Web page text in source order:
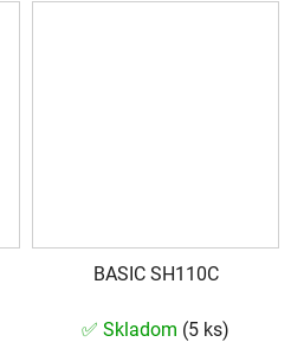
BASIC SH110C
✅ Skladom (5 ks)